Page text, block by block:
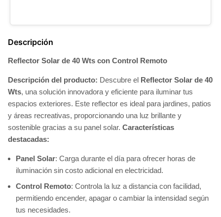
Descripción
Reflector Solar de 40 Wts con Control Remoto
Descripción del producto: Descubre el Reflector Solar de 40
Wts, una solución innovadora y eficiente para iluminar tus
espacios exteriores. Este reflector es ideal para jardines, patios
y áreas recreativas, proporcionando una luz brillante y
sostenible gracias a su panel solar. Características
destacadas:
Panel Solar: Carga durante el día para ofrecer horas de
iluminación sin costo adicional en electricidad.
Control Remoto: Controla la luz a distancia con facilidad,
permitiendo encender, apagar o cambiar la intensidad según
tus necesidades.